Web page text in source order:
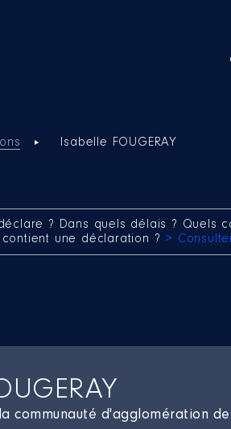
Isabelle FOUGERAY
? Dans quels délais ? Quels
une déclaration ? >
communauté d'agglomération